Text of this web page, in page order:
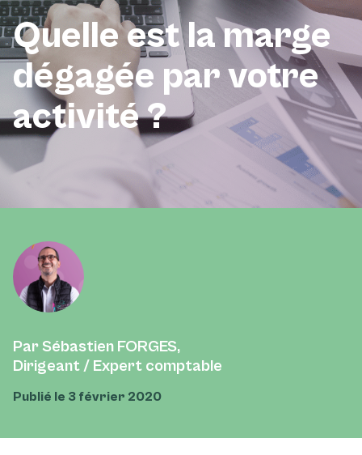
Quelle est la marge
dégagée par votre
activité ?
Par Sébastien FORGES,
Dirigeant / Expert comptable
Publié le 3 février 2020